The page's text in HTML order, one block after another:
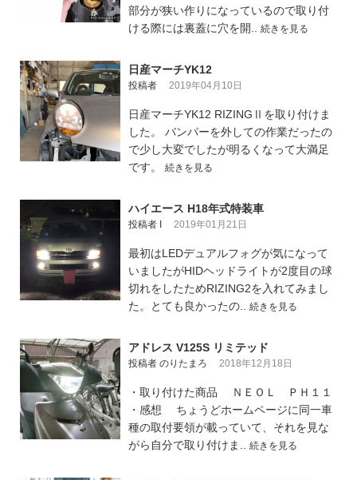
部分が狭い作りになっているので取り付
ける際には裏蓋に穴を開.. 続きを見る
日産マーチYK12
投稿者 2019年04月10日
日産マーチYK12 RIZINGⅡを取り付けま
した。 バンパーを外しての作業だったの
で少し大変でしたが明るくなって大満足
です。 続きを見る
ハイエース H18年式特装車
投稿者 I 2019年01月21日
最初はLEDデュアルフォグが気になって
いましたがHIDヘッドライトが2度目の球
切れをしたためRIZING2を入れてみまし
た。とても良かったの.. 続きを見る
アドレス V125S リミテッド
投稿者 のりたまろ 2018年12月18日
・取り付けた商品 ＮＥＯＬ ＰＨ１１
・感想 ちょうどホームページに同一車
種の取付要領が載っていて、それを見な
がら自分で取り付けま.. 続きを見る